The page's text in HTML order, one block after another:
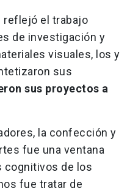
reflejó el trabajo
de investigación y
visuales, los y
sus
sus proyectos a
la confección y
fue una ventana
cognitivos de los
fue tratar de